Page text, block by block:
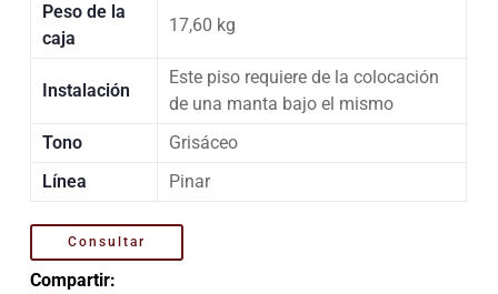
Peso de la
caja
17,60 kg
Instalación
Este piso requiere de la colocación
de una manta bajo el mismo
Tono
Grisáceo
Línea
Pinar
Consultar
Compartir: